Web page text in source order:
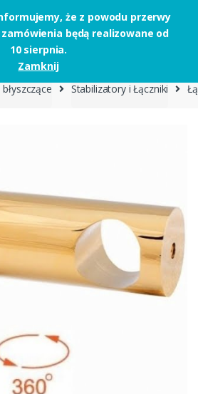
Stabilizatory i Łączniki
że z powodu przerwy
zamówienia będą realizowane od
10 sierpnia.
Zamknij